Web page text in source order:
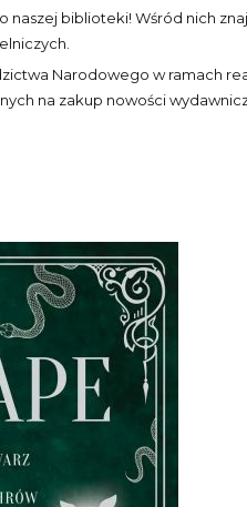
biblioteki! Wśród nich
Narodowego w ramach
na zakup nowości